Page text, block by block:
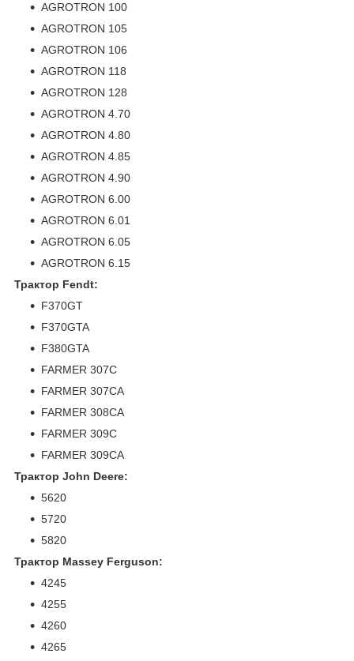
AGROTRON 100
AGROTRON 105
AGROTRON 106
AGROTRON 118
AGROTRON 128
AGROTRON 4.70
AGROTRON 4.80
AGROTRON 4.85
AGROTRON 4.90
AGROTRON 6.00
AGROTRON 6.01
AGROTRON 6.05
AGROTRON 6.15
Трактор Fendt:
F370GT
F370GTA
F380GTA
FARMER 307C
FARMER 307CA
FARMER 308CA
FARMER 309C
FARMER 309CA
Трактор John Deere:
5620
5720
5820
Трактор Massey Ferguson:
4245
4255
4260
4265